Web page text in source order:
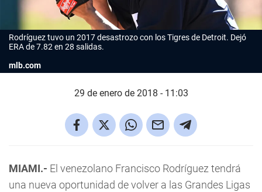
Rodríguez tuvo un 2017 desastrozo con los Tigres de Detroit. Dejó
ERA de 7.82 en 28 salidas.
mlb.com
29 de enero de 2018 - 11:03
MIAMI.- El venezolano Francisco Rodríguez tendrá
una nueva oportunidad de volver a las Grandes Ligas